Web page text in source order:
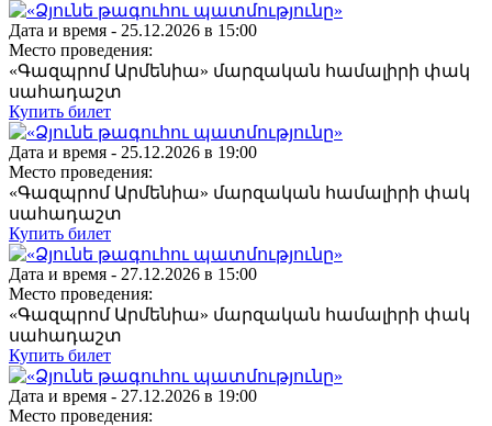
Дата и время - 25.12.2026 в 15:00
Место проведения:
«Գազպրոմ Արմենիա» մարզական համալիրի փակ
սահադաշտ
Купить билет
Дата и время - 25.12.2026 в 19:00
Место проведения:
«Գազպրոմ Արմենիա» մարզական համալիրի փակ
սահադաշտ
Купить билет
Дата и время - 27.12.2026 в 15:00
Место проведения:
«Գազպրոմ Արմենիա» մարզական համալիրի փակ
սահադաշտ
Купить билет
Дата и время - 27.12.2026 в 19:00
Место проведения: